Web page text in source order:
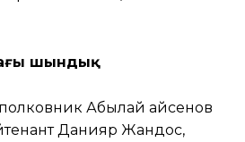
шындық
Абылай Қайсенов
Данияр Жандос,